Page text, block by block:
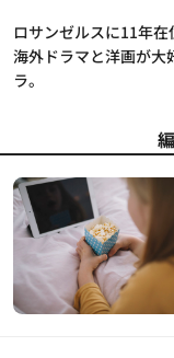
ロサンゼルスに11年在
海外ドラマと洋画が大
ラ。